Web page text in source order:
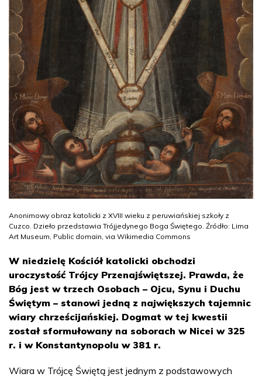
Anonimowy obraz katolicki z XVIII wieku z peruwiańskiej szkoły z
Cuzco. Dzieło przedstawia Trójjedynego Boga Świętego. Źródło: Lima
Art Museum, Public domain, via Wikimedia Commons
W niedzielę Kościół katolicki obchodzi
uroczystość Trójcy Przenajświętszej. Prawda, że
Bóg jest w trzech Osobach – Ojcu, Synu i Duchu
Świętym – stanowi jedną z największych tajemnic
wiary chrześcijańskiej. Dogmat w tej kwestii
został sformułowany na soborach w Nicei w 325
r. i w Konstantynopolu w 381 r.
Wiara w Trójcę Świętą jest jednym z podstawowych